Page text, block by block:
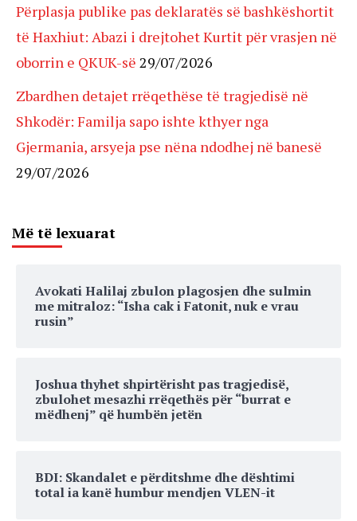
Përplasja publike pas deklaratës së bashkëshortit
të Haxhiut: Abazi i drejtohet Kurtit për vrasjen në
oborrin e QKUK-së 29/07/2026
Zbardhen detajet rrëqethëse të tragjedisë në
Shkodër: Familja sapo ishte kthyer nga
Gjermania, arsyeja pse nëna ndodhej në banesë
29/07/2026
Më të lexuarat
Avokati Halilaj zbulon plagosjen dhe sulmin
me mitraloz: “Isha cak i Fatonit, nuk e vrau
rusin”
Joshua thyhet shpirtërisht pas tragjedisë,
zbulohet mesazhi rrëqethës për “burrat e
mëdhenj” që humbën jetën
BDI: Skandalet e përditshme dhe dështimi
total ia kanë humbur mendjen VLEN-it